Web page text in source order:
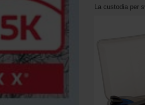
La custodia per